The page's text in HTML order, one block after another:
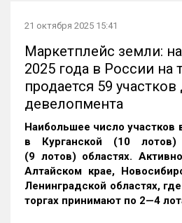
21 октября 2025 15:41
Маркетплейс земли:
2025 года в России на
продается 59 участков
девелопмента
Наибольшее число участков
в Курганской (10
(9 лотов) областях.
Алтайском крае,
Ленинградской областях,
торгах принимают по 2—4